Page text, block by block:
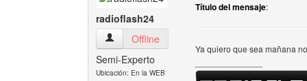
radioflash24
radioflash24 Ver perfil del usuario
Offline
Semi-Experto
Ubicación: En la WEB
Título del mensaje:
Ya quiero que sea mañana